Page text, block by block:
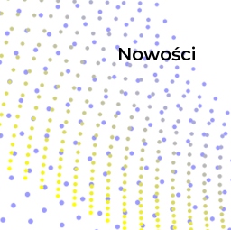
Nowości